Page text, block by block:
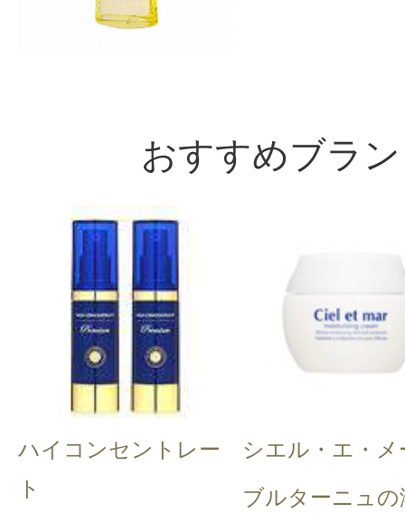
おすすめブラ
ハイコンセントレー
ト
シエル・エ・メ
ブルターニュの